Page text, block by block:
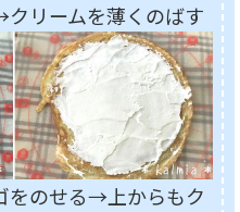
リームを薄くのばす
のせる→上からもク